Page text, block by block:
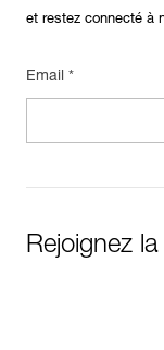
et restez connecté à
Email *
Rejoignez